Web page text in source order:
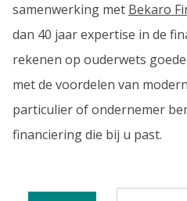
samenwerking met Bekaro
dan 40 jaar expertise in de
rekenen op ouderwets
met de voordelen van
particulier of ondernemer
financiering die bij u past.